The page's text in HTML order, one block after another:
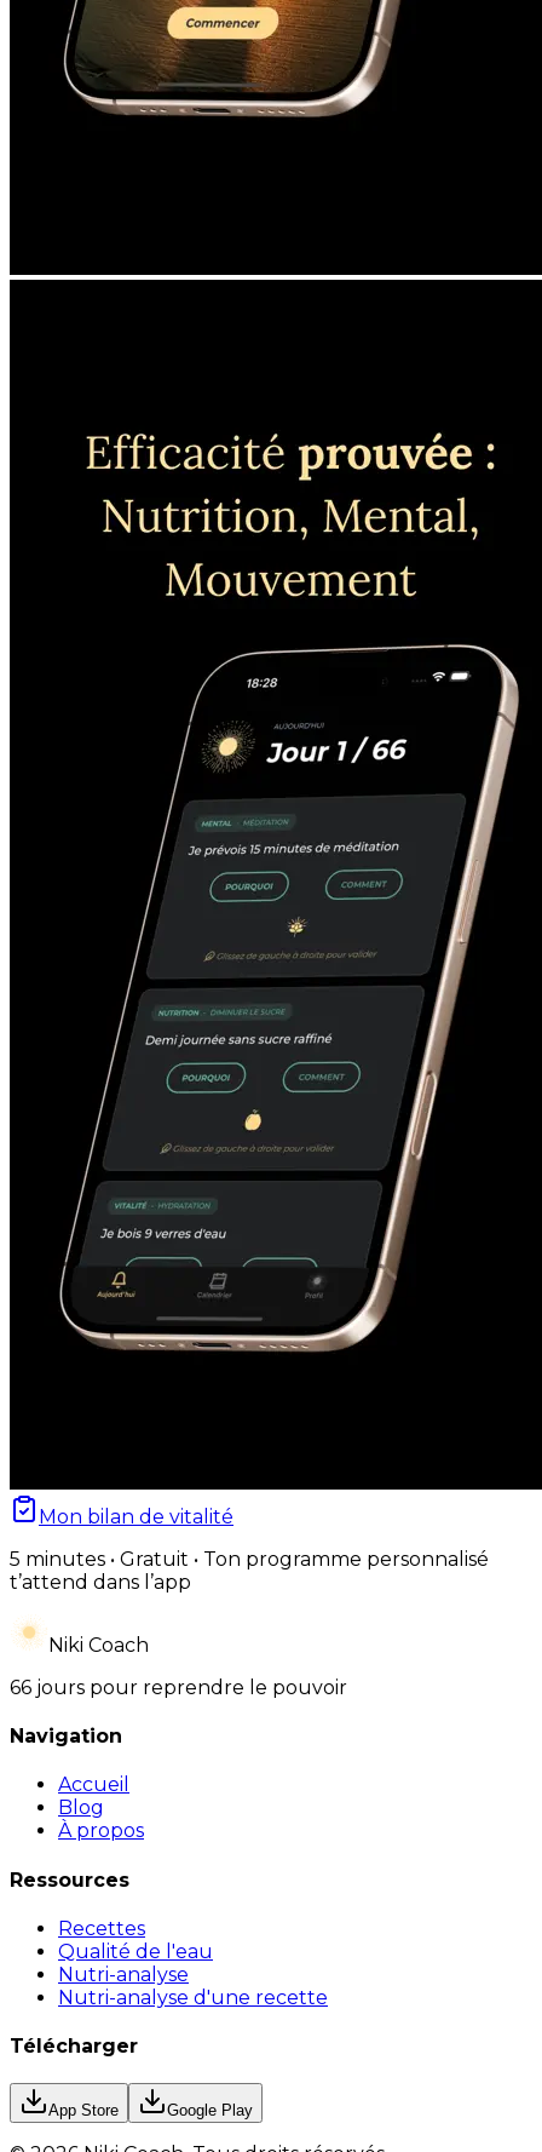
Mon bilan de vitalité
5 minutes • Gratuit • Ton programme personnalisé
t’attend dans l’app
Niki Coach
66 jours pour reprendre le pouvoir
Navigation
Accueil
Blog
À propos
Ressources
Recettes
Qualité de l'eau
Nutri-analyse
Nutri-analyse d'une recette
Télécharger
App Store Google Play